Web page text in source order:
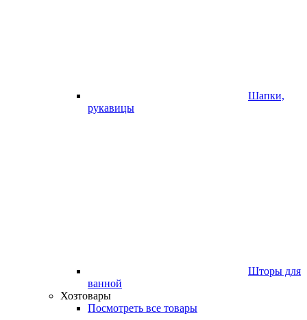
Шапки,
рукавицы
Шторы для
ванной
Хозтовары
Посмотреть все товары